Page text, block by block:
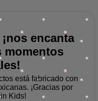
encanta
momentos
está fabricado con
¡Gracias por
Kids!